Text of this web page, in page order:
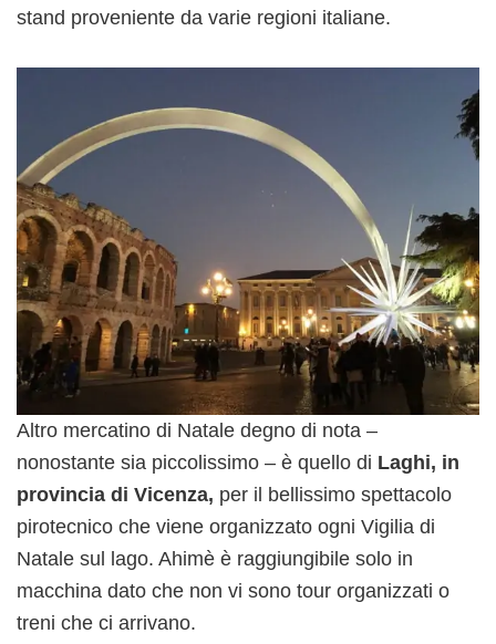
stand proveniente da varie regioni italiane.
Altro mercatino di Natale degno di nota –
nonostante sia piccolissimo – è quello di Laghi, in
provincia di Vicenza, per il bellissimo spettacolo
pirotecnico che viene organizzato ogni Vigilia di
Natale sul lago. Ahimè è raggiungibile solo in
macchina dato che non vi sono tour organizzati o
treni che ci arrivano.